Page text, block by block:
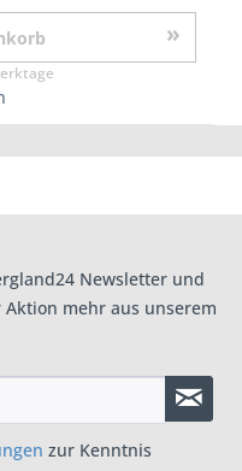
Newsletter und
mehr aus unserem
zur Kenntnis